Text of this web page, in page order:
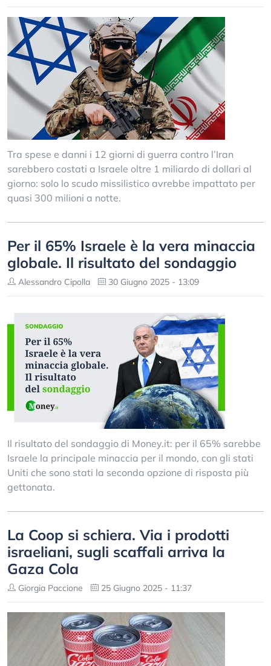
Tra spese e danni i 12 giorni di guerra contro l’Iran
sarebbero costati a Israele oltre 1 miliardo di dollari al
giorno: solo lo scudo missilistico avrebbe impattato per
quasi 300 milioni a notte.
Per il 65% Israele è la vera minaccia
globale. Il risultato del sondaggio
Alessandro Cipolla 30 Giugno 2025 - 13:09
Il risultato del sondaggio di Money.it: per il 65% sarebbe
Israele la principale minaccia per il mondo, con gli stati
Uniti che sono stati la seconda opzione di risposta più
gettonata.
La Coop si schiera. Via i prodotti
israeliani, sugli scaffali arriva la
Gaza Cola
Giorgia Paccione 25 Giugno 2025 - 11:37